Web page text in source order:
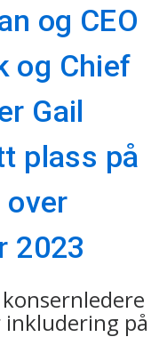
og CEO
og Chief
Gail
plass på
over
2023
på